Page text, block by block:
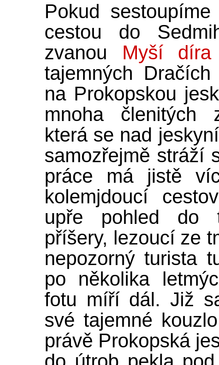
Pokud
cestou do
zvanou Myší díra
tajemných
na Prokopskou
mnoha členitých
která se nad
samozřejmě stráží
práce má jistě
kolemjdoucí
upře pohled do
příšery, lezoucí ze
nepozorný turista
po několika
fotu míří dál. Již
své tajemné
právě Prokopská